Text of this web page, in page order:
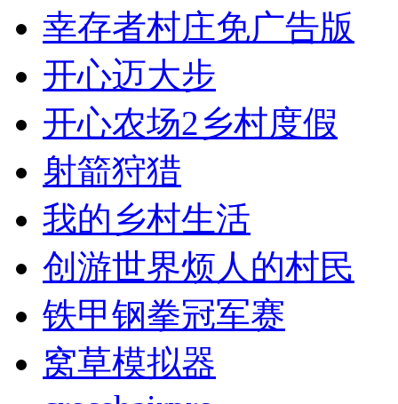
幸存者村庄免广告版
开心迈大步
开心农场2乡村度假
射箭狩猎
我的乡村生活
创游世界烦人的村民
铁甲钢拳冠军赛
窝草模拟器